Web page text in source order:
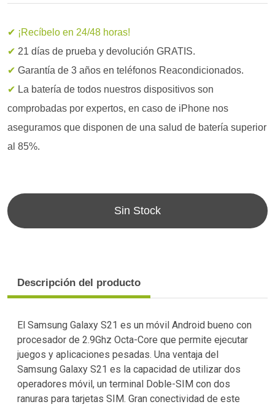
✔ ¡Recíbelo en 24/48 horas!
✔ 21 días de prueba y devolución GRATIS.
✔ Garantía de 3 años en teléfonos Reacondicionados.
✔ La batería de todos nuestros dispositivos son
comprobadas por expertos, en caso de iPhone nos
aseguramos que disponen de una salud de batería superior
al 85%.
Sin Stock
Descripción del producto
El Samsung Galaxy S21 es un móvil Android bueno con
procesador de 2.9Ghz Octa-Core que permite ejecutar
juegos y aplicaciones pesadas. Una ventaja del
Samsung Galaxy S21 es la capacidad de utilizar dos
operadores móvil, un terminal Doble-SIM con dos
ranuras para tarjetas SIM. Gran conectividad de este